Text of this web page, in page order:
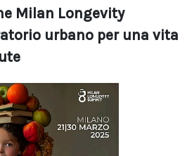
Milan Longevity
urbano per una vita